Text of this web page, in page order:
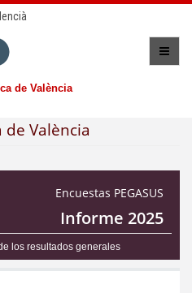
de València
València
Encuestas PEGASUS
Informe 2025
los resultados generales